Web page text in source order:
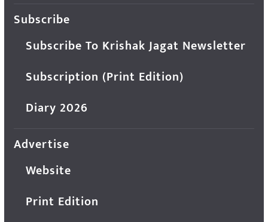
Subscribe
Subscribe To Krishak Jagat Newsletter
Subscription (Print Edition)
Diary 2026
Advertise
Website
Print Edition